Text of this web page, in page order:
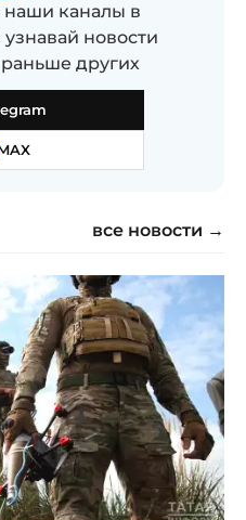
каналы в
новости
других
все новости →